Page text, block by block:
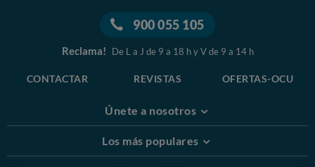
900 055 105
Reclama! De L a J de 9 a 18 h y V de 9 a 14 h
CONTACTAR REVISTAS OFERTAS-OCU
Únete a nosotros
Los más populares